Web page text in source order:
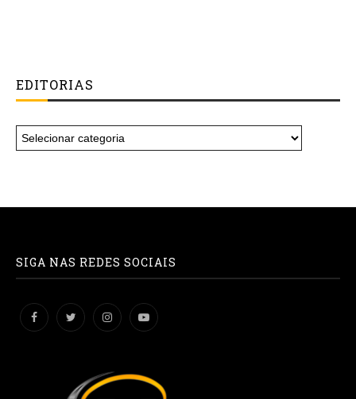
EDITORIAS
SIGA NAS REDES SOCIAIS